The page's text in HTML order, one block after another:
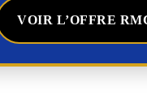
VOIR L’OFFRE